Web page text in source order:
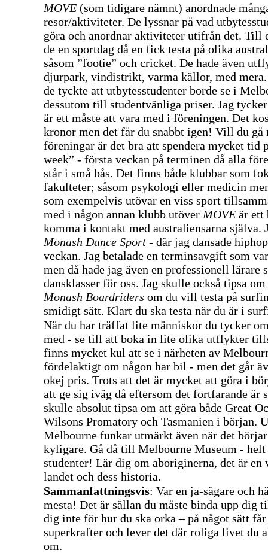
MOVE (som tidigare nämnt) anordnade
resor/aktiviteter. De lyssnar på vad
göra och anordnar aktiviteter utifrån det. Till
de en sportdag då en fick testa på olika
såsom ”footie” och cricket. De hade även
djurpark, vindistrikt, varma källor, med
de tyckte att utbytesstudenter borde se i
dessutom till studentvänliga priser. Jag
är ett måste att vara med i föreningen. Det
kronor men det får du snabbt igen! Vill du gå
föreningar är det bra att spendera mycket tid
week” - första veckan på terminen då alla
står i små bås. Det finns både klubbar som
fakulteter; såsom psykologi eller medicin
som exempelvis utövar en viss sport
med i någon annan klubb utöver MOVE är ett
komma i kontakt med australiensarna själva.
Monash Dance Sport - där jag dansade
veckan. Jag betalade en terminsavgift som
men då hade jag även en professionell
dansklasser för oss. Jag skulle också tipsa
Monash Boardriders om du vill testa på
smidigt sätt. Klart du ska testa när du är i
När du har träffat lite människor du tycker
med - se till att boka in lite olika utflykter
finns mycket kul att se i närheten av
fördelaktigt om någon har bil - men det går
okej pris. Trots att det är mycket att göra i
att ge sig iväg då eftersom det fortfarande är
skulle absolut tipsa om att göra både Great
Wilsons Promatory och Tasmanien i början.
Melbourne funkar utmärkt även när det
kyligare. Gå då till Melbourne Museum -
studenter! Lär dig om aboriginerna, det är
landet och dess historia.
Sammanfattningsvis: Var en ja-sägare och
mesta! Det är sällan du måste binda upp dig
dig inte för hur du ska orka – på något sätt
superkrafter och lever det där roliga livet du
om.